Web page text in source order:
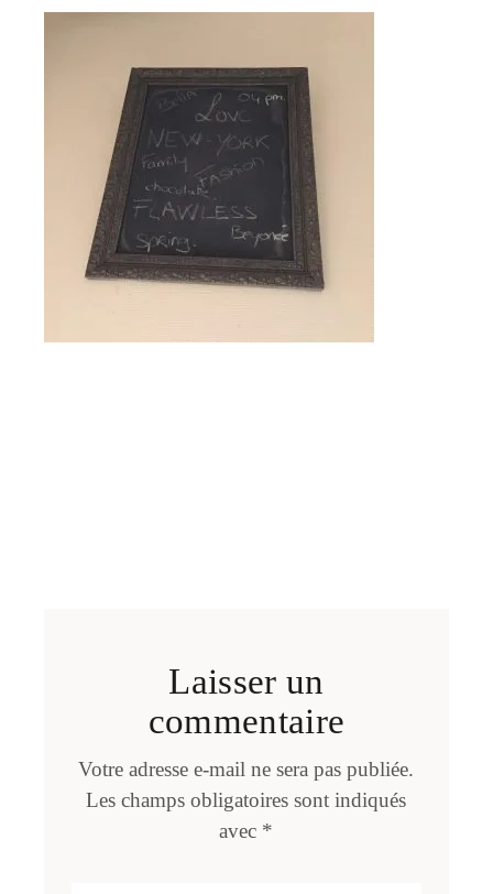
Laisser un
commentaire
Votre adresse e-mail ne sera pas publiée.
Les champs obligatoires sont indiqués
avec *